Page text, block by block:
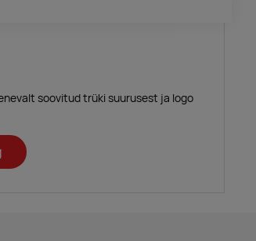
soovitud trüki suurusest ja logo